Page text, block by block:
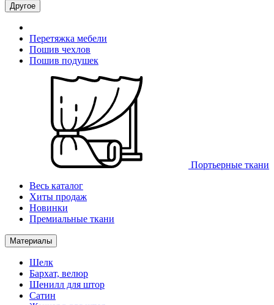
Другое
Перетяжка мебели
Пошив чехлов
Пошив подушек
Портьерные ткани
Весь каталог
Хиты продаж
Новинки
Премиальные ткани
Материалы
Шелк
Бархат, велюр
Шенилл для штор
Сатин